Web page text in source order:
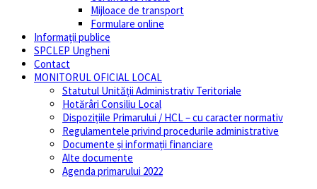
Mijloace de transport
Formulare online
Informații publice
SPCLEP Ungheni
Contact
MONITORUL OFICIAL LOCAL
Statutul Unităţii Administrativ Teritoriale
Hotărâri Consiliu Local
Dispozițiile Primarului / HCL – cu caracter normativ
Regulamentele privind procedurile administrative
Documente și informații financiare
Alte documente
Agenda primarului 2022